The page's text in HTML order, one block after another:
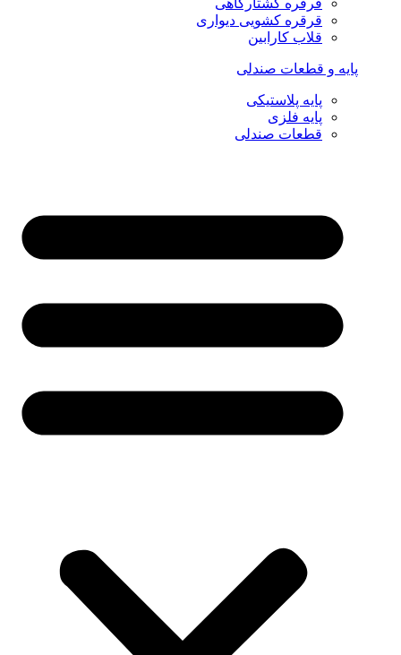
قرقره کشتارگاهی
قرقره کشویی دیواری
قلاب کارابین
پایه و قطعات صندلی
پایه پلاستیکی
پایه فلزی
قطعات صندلی